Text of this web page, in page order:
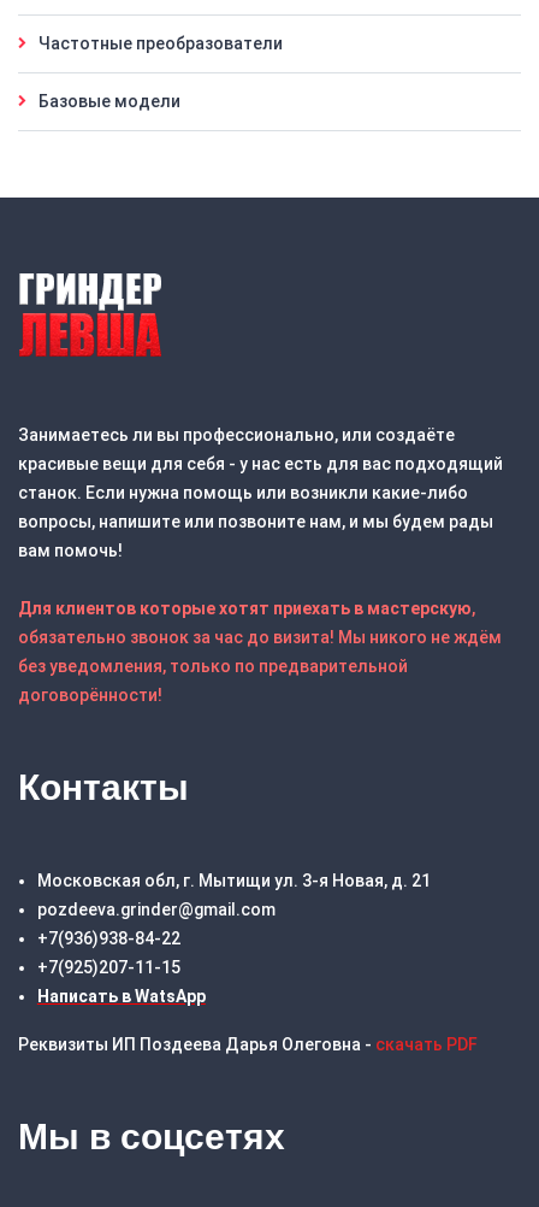
Частотные преобразователи
Базовые модели
Занимаетесь ли вы профессионально, или создаёте
красивые вещи для себя - у нас есть для вас подходящий
станок. Если нужна помощь или возникли какие-либо
вопросы, напишите или позвоните нам, и мы будем рады
вам помочь!
Для клиентов которые хотят приехать в мастерскую,
обязательно звонок за час до визита! Мы никого не ждём
без уведомления, только по предварительной
договорённости!
Контакты
Московская обл, г. Мытищи ул. 3-я Новая, д. 21
pozdeeva.grinder@gmail.com
+7(936)938-84-22
+7(925)207-11-15
Написать в WatsApp
Реквизиты ИП Поздеева Дарья Олеговна - скачать PDF
Мы в соцсетях